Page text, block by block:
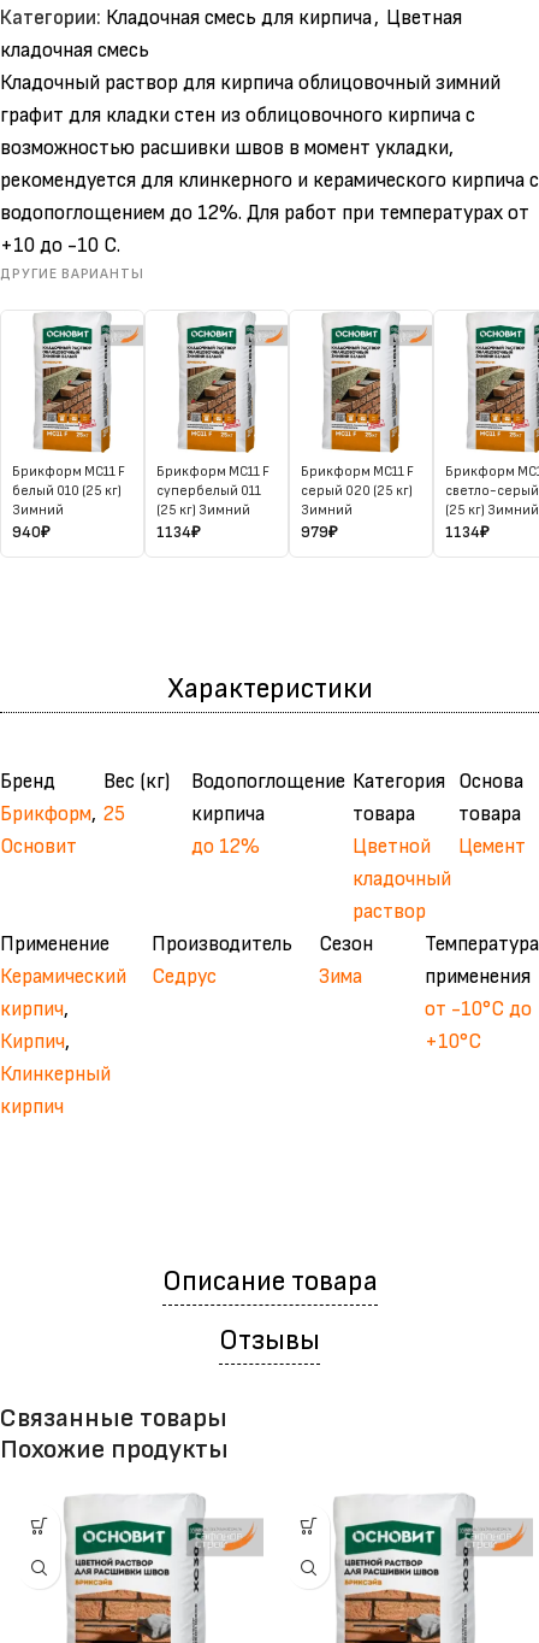
Категории: Кладочная смесь для кирпича, Цветная
кладочная смесь
Кладочный раствор для кирпича облицовочный зимний
графит для кладки стен из облицовочного кирпича с
возможностью расшивки швов в момент укладки,
рекомендуется для клинкерного и керамического кирпича с
водопоглощением до 12%. Для работ при температурах от
+10 до -10 С.
ДРУГИЕ ВАРИАНТЫ
Брикформ МС11 F
белый 010 (25 кг)
Зимний
940₽
Брикформ МС11 F
супербелый 011
(25 кг) Зимний
1134₽
Брикформ MC11 F
серый 020 (25 кг)
Зимний
979₽
Брикформ
светло-
(25 кг) Зимний
1134₽
Характеристики
Описание товара
Отзывы
Бренд
Брикформ,
Основит
Вес (кг)
25
Водопоглощение
кирпича
до 12%
Категория
товара
Цветной
кладочный
раствор
Основа
товара
Цемент
Применение
Керамический
кирпич,
Кирпич,
Клинкерный
кирпич
Производитель
Седрус
Сезон
Зима
Температура
применения
от -10°С до
+10°С
Связанные товары
Похожие продукты